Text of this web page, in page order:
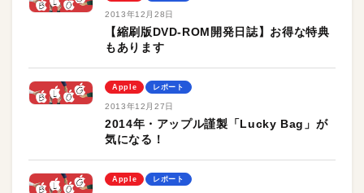
2013年12月28日
【縮刷版DVD-ROM開発日誌】お得な特典
もあります
Apple レポート
2013年12月27日
2014年・アップル謹製「Lucky Bag」が
気になる！
Apple レポート